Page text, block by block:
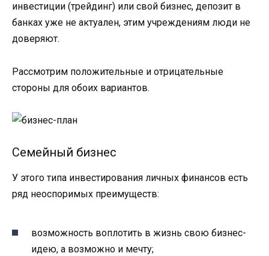
инвестиции (трейдинг) или свой бизнес, депозит в
банках уже не актуален, этим учреждениям люди не
доверяют.
Рассмотрим положительные и отрицательные
стороны для обоих вариантов.
Семейный бизнес
У этого типа инвестирования личных финансов есть
ряд неоспоримых преимуществ:
возможность воплотить в жизнь свою бизнес-
идею, а возможно и мечту;